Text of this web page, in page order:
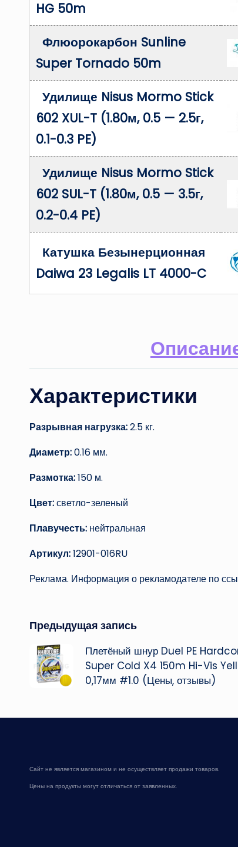
HG 50m
Флюорокарбон Sunline
Super Tornado 50m
Удилище Nisus Mormo Stick
602 XUL-T (1.80м, 0.5 — 2.5г,
0.1-0.3 PE)
Удилище Nisus Mormo Stick
602 SUL-T (1.80м, 0.5 — 3.5г,
0.2-0.4 PE)
Катушка Безынерционная
Daiwa 23 Legalis LT 4000-C
Характеристики
Разрывная нагрузка:2.5 кг.
Диаметр:0.16 мм.
Размотка:150 м.
Цвет:светло-зеленый
Плавучесть: нейтральная
Артикул:12901-016RU
Реклама. Информация о рекламодателе по
Навигация
записи
Предыдущая запись
Плетёный шнур Duel PE
Super Cold X4 150m Hi-Vis
0,17мм #1.0 (Цены, отзывы)
Сайт не является магазином и не осуществляет продажи товаров.
Цены на продукты могут отличаться от заявленных.